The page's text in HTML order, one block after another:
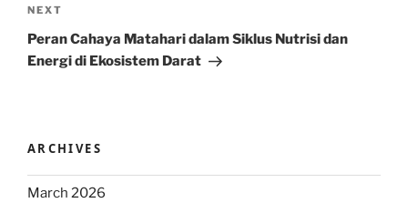
Next
Post
NEXT
Peran Cahaya Matahari dalam Siklus Nutrisi dan
Energi di Ekosistem Darat
ARCHIVES
March 2026